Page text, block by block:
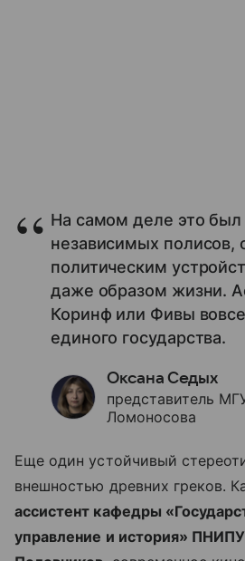
На самом деле это
независимых полисов,
политическим
даже образом жизни.
Коринф или Фивы
единого государства.
Оксана Седых
представитель
Ломоносова
Еще один устойчивый
внешностью древних греков.
ассистент кафедры
управление и история»